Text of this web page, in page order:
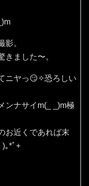
影。
きました〜。
ニヤっ😏✧恐ろしい
ンナサイm(_ _)m極
お近くであれば末
⁠)⁠｡⁠*ﾟ⁠+